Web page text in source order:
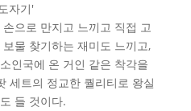
자기'
으로 만지고 느끼고 직접 고
물 찾기하는 재미도 느끼고,
인국에 온 거인 같은 착각을
세트의 정교한 퀄리티로 왕실
들 것이다.